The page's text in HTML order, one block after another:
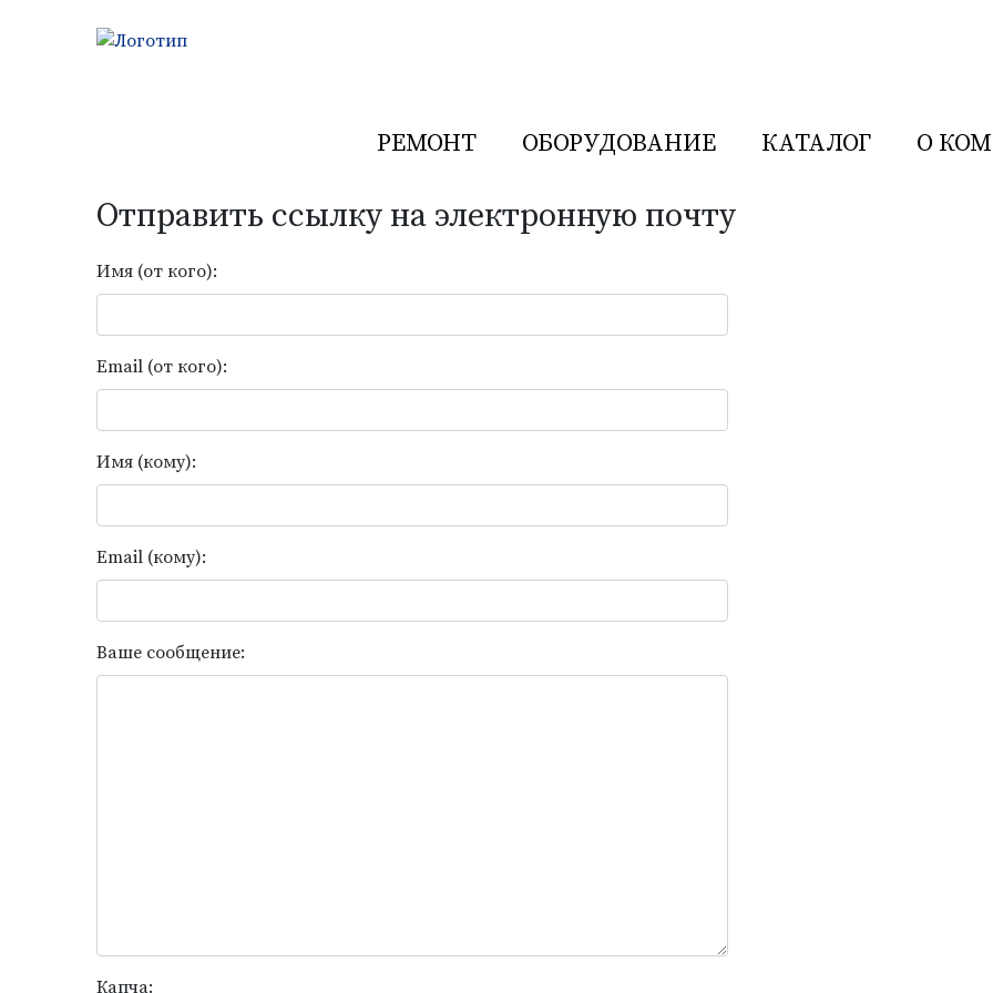
РЕМОНТ ОБОРУДОВАНИЕ КАТАЛОГ О
РАДИОТЕСТЕР
Выполняем ремонт средств измерения иностранного производства
УЗНАТЬ БОЛЬШЕ
Отправить ссылку на электронную почту
Имя (от кого):
Email (от кого):
Имя (кому):
Email (кому):
Ваше сообщение:
Капча: